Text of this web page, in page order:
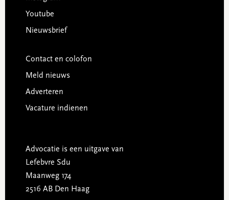
Youtube
Nieuwsbrief
Contact en colofon
Meld nieuws
Adverteren
Vacature indienen
Advocatie is een uitgave van
Lefebvre Sdu
Maanweg 174
2516 AB Den Haag